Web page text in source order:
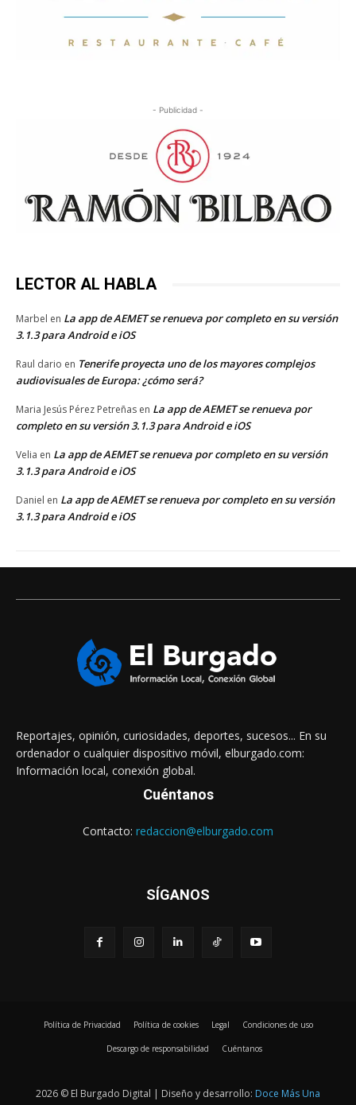
- Publicidad -
LECTOR AL HABLA
Marbel en La app de AEMET se renueva por completo en su versión
3.1.3 para Android e iOS
Raul dario en Tenerife proyecta uno de los mayores complejos
audiovisuales de Europa: ¿cómo será?
Maria Jesús Pérez Petreñas en La app de AEMET se renueva por
completo en su versión 3.1.3 para Android e iOS
Velia en La app de AEMET se renueva por completo en su versión
3.1.3 para Android e iOS
Daniel en La app de AEMET se renueva por completo en su versión
3.1.3 para Android e iOS
Reportajes, opinión, curiosidades, deportes, sucesos... En su
ordenador o cualquier dispositivo móvil, elburgado.com:
Información local, conexión global.
Cuéntanos
Contacto: redaccion@elburgado.com
SÍGANOS
Política de Privacidad Política de cookies Legal Condiciones de uso
Descargo de responsabilidad Cuéntanos
2026 © El Burgado Digital | Diseño y desarrollo: Doce Más Una